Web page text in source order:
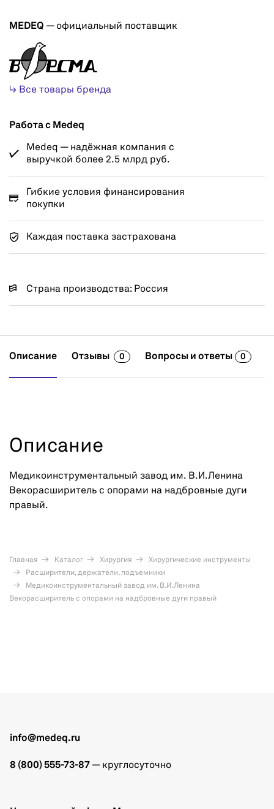
MEDEQ — официальный поставщик
↳ Все товары бренда
Работа с Medeq
Medeq — надёжная компания с
выручкой более 2.5 млрд руб.
Гибкие условия финансирования
покупки
Каждая поставка застрахована
Страна производства: Россия
Описание Отзывы 0 Вопросы и ответы 0
Описание
Медикоинструментальный завод им. В.И.Ленина
Векорасширитель с опорами на надбровные дуги
правый.
Главная Каталог Хирургия
Хирургические инструменты
Расширители, держатели, подъемники
Медикоинструментальный завод им. В.И.Ленина
Векорасширитель с опорами на надбровные дуги правый
info@medeq.ru
8 (800) 555-73-87 — круглосуточно